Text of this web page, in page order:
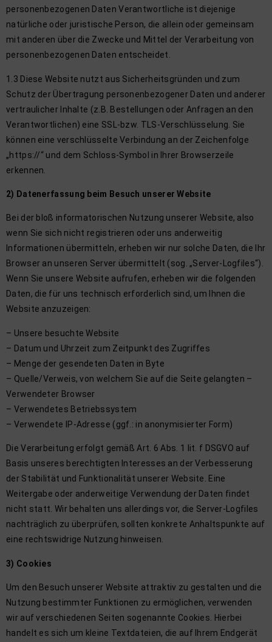
personenbezogenen Daten Verantwortliche ist diejenige
natürliche oder juristische Person, die allein oder gemeinsam
mit anderen über die Zwecke und Mittel der Verarbeitung von
personenbezogenen Daten entscheidet.
1.3 Diese Website nutzt aus Sicherheitsgründen und zum
Schutz der Übertragung personenbezogener Daten und anderer
vertraulicher Inhalte (z.B. Bestellungen oder Anfragen an den
Verantwortlichen) eine SSL-bzw. TLS-Verschlüsselung. Sie
können eine verschlüsselte Verbindung an der Zeichenfolge
„https://“ und dem Schloss-Symbol in Ihrer Browserzeile
erkennen.
2) Datenerfassung beim Besuch unserer Website
Bei der bloß informatorischen Nutzung unserer Website, also
wenn Sie sich nicht registrieren oder uns anderweitig
Informationen übermitteln, erheben wir nur solche Daten, die Ihr
Browser an unseren Server übermittelt (sog. „Server-Logfiles“).
Wenn Sie unsere Website aufrufen, erheben wir die folgenden
Daten, die für uns technisch erforderlich sind, um Ihnen die
Website anzuzeigen:
– Unsere besuchte Website
– Datum und Uhrzeit zum Zeitpunkt des Zugriffes
– Menge der gesendeten Daten in Byte
– Quelle/Verweis, von welchem Sie auf die Seite gelangten –
Verwendeter Browser
– Verwendetes Betriebssystem
– Verwendete IP-Adresse (ggf.: in anonymisierter Form)
Die Verarbeitung erfolgt gemäß Art. 6 Abs. 1 lit. f DSGVO auf
Basis unseres berechtigten Interesses an der Verbesserung
der Stabilität und Funktionalität unserer Website. Eine
Weitergabe oder anderweitige Verwendung der Daten findet
nicht statt. Wir behalten uns allerdings vor, die Server-Logfiles
nachträglich zu überprüfen, sollten konkrete Anhaltspunkte auf
eine rechtswidrige Nutzung hinweisen.
3) Cookies
Um den Besuch unserer Website attraktiv zu gestalten und die
Nutzung bestimmter Funktionen zu ermöglichen, verwenden
wir auf verschiedenen Seiten sogenannte Cookies. Hierbei
handelt es sich um kleine Textdateien, die auf Ihrem Endgerät